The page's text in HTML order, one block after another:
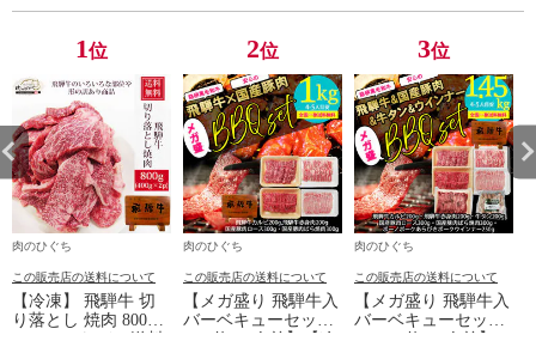
1位
肉のひぐち
この販売店の送料について
【冷凍】 飛騨牛 切
り落とし 焼肉 800g
(400g×2パック) 送料
2位
肉のひぐち
この販売店の送料について
【メガ盛り 飛騨牛入
バーベキューセット
1kg 約4-5人前】【冷
3位
肉のひぐち
この販売店の送料について
【メガ盛り 飛騨牛入
バーベキューセット
1.45kg 約4-5人前】